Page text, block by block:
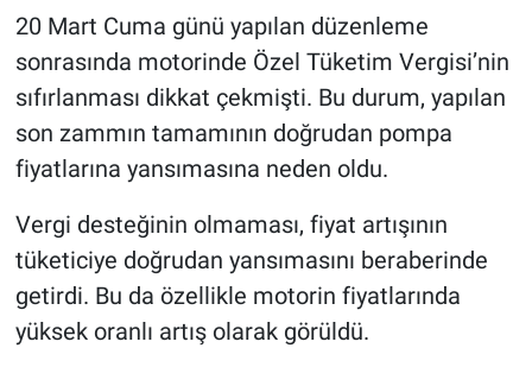
20 Mart Cuma günü yapılan düzenleme
sonrasında motorinde Özel Tüketim Vergisi’nin
sıfırlanması dikkat çekmişti. Bu durum, yapılan
son zammın tamamının doğrudan pompa
fiyatlarına yansımasına neden oldu.
Vergi desteğinin olmaması, fiyat artışının
tüketiciye doğrudan yansımasını beraberinde
getirdi. Bu da özellikle motorin fiyatlarında
yüksek oranlı artış olarak görüldü.